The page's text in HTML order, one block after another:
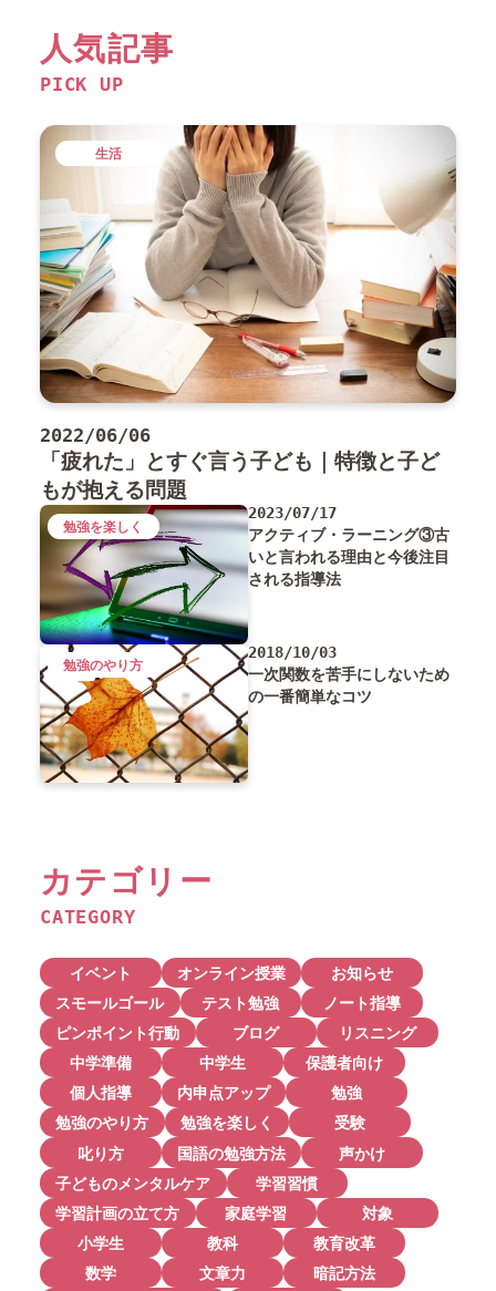
人気記事
PICK UP
2022/06/06
「疲れた」とすぐ言う子ども｜特徴と子ど
もが抱える問題
生活
2023/07/17
アクティブ・ラーニング③古
いと言われる理由と今後注目
される指導法
勉強を楽しく
2018/10/03
一次関数を苦手にしないため
の一番簡単なコツ
勉強のやり方
カテゴリー
CATEGORY
イベント オンライン授業
お知らせ
スモールゴール
テスト勉強
ノート指導
ピンポイント行動
ブログ
リスニング
中学準備
中学生
保護者向け
個人指導
内申点アップ
勉強
勉強のやり方
勉強を楽しく
受験
叱り方
国語の勉強方法
声かけ
子どものメンタルケア
学習習慣
学習計画の立て方
家庭学習
対象
小学生
教科
教育改革
数学
文章力
暗記方法